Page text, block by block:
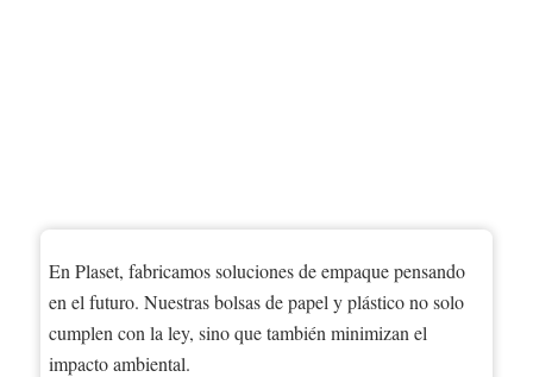
En Plaset, fabricamos soluciones de empaque pensando
en el futuro. Nuestras bolsas de papel y plástico no solo
cumplen con la ley, sino que también minimizan el
impacto ambiental.